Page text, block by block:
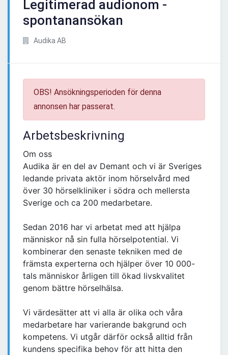
Legitimerad audionom -
spontanansökan
Audika AB
OBS! Ansökningsperioden för denna
annonsen har passerat.
Arbetsbeskrivning
Om oss
Audika är en del av Demant och vi är Sveriges
ledande privata aktör inom hörselvård med
över 30 hörselkliniker i södra och mellersta
Sverige och ca 200 medarbetare.​
Sedan 2016 har vi arbetat med att hjälpa
människor nå sin fulla hörselpotential. Vi
kombinerar den senaste tekniken med de
främsta experterna och hjälper över 10 000-
tals människor årligen till ökad livskvalitet
genom bättre hörselhälsa. ​
Vi värdesätter att vi alla är olika och våra
medarbetare har varierande bakgrund och
kompetens. Vi utgår därför också alltid från
kundens specifika behov för att hitta den